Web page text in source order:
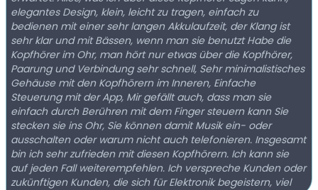
elegantes Design, klein, leicht zu tragen, einfach zu
bedienen mit einer sehr langen Akkulaufzeit, der Klang ist
sehr klar und mit Bässen, wenn man sie benutzt Habe die
Kopfhörer im Ohr, man hört nur etwas über die Kopfhörer,
Paarung und Verbindung sehr schnell, Sehr minimalistisches
Gehäuse mit den Kopfhörern im Inneren, Einfache
Steuerung mit der App, Mir gefällt auch, dass man sie
einfach durch Berühren mit dem Finger steuern kann Sie
stecken sie ins Ohr, Sie können damit Musik ein- oder
ausschalten oder warum nicht auch telefonieren. Insgesamt
bin ich sehr zufrieden mit diesen Kopfhörern. Ich kann sie
auf jeden Fall weiterempfehlen. Ich verspreche Kunden oder
zukünftigen Kunden, die sich für Elektronik begeistern, viel